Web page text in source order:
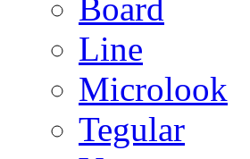
Board
Line
Microlook
Tegular